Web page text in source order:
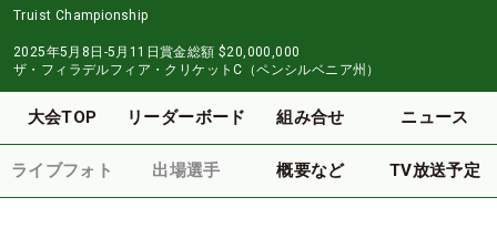
Truist Championship
2025年5月8日-5月11日賞金総額 $20,000,000
ザ・フィラデルフィア・クリケットC（ペンシルベニア州）
大会TOP リーダーボード 組み合せ ニュース
ライブフォト 出場選手 概要など TV放送予定